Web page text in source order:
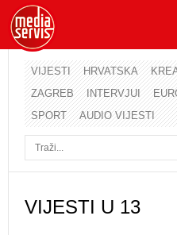
VIJESTI HRVATSKA
ZAGREB
INTERVJUI
SPORT
AUDIO VIJESTI
VIJESTI U 13
Korisničko
Lozinka